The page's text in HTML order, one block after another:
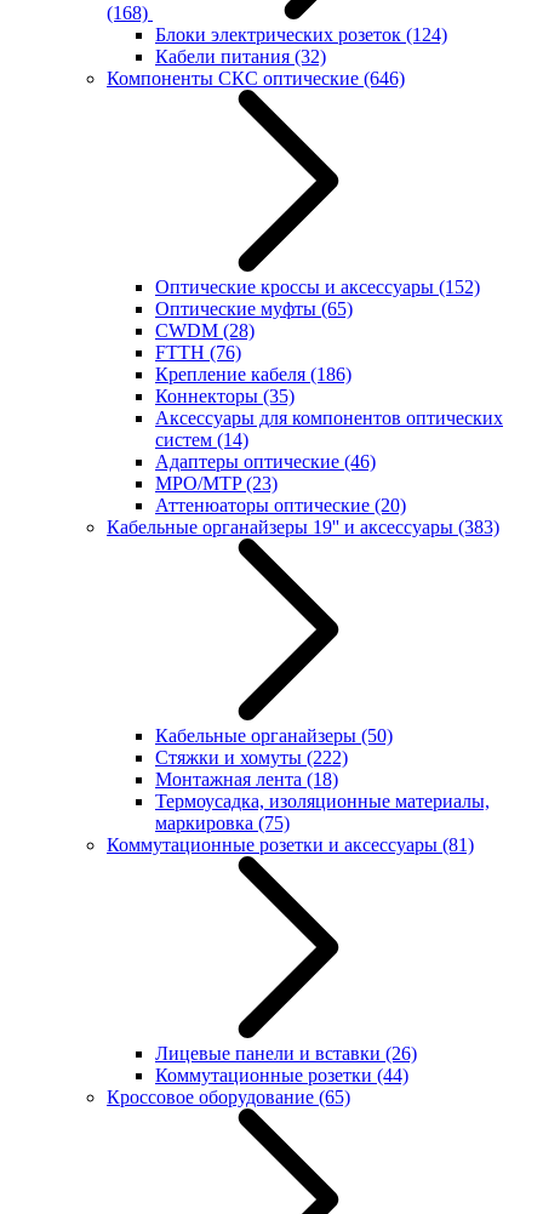
(168)
Блоки электрических розеток (124)
Кабели питания (32)
Компоненты СКС оптические (646)
Оптические кроссы и аксессуары (152)
Оптические муфты (65)
CWDM (28)
FTTH (76)
Крепление кабеля (186)
Коннекторы (35)
Аксессуары для компонентов оптических
систем (14)
Адаптеры оптические (46)
MPO/MTP(23)
Аттенюаторы оптические (20)
Кабельные органайзеры 19'' и аксессуары (383)
Кабельные органайзеры (50)
Стяжки и хомуты (222)
Монтажная лента (18)
Термоусадка, изоляционные материалы,
маркировка (75)
Коммутационные розетки и аксессуары (81)
Лицевые панели и вставки (26)
Коммутационные розетки (44)
Кроссовое оборудование (65)